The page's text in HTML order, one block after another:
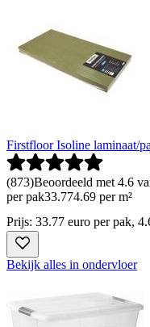
Firstfloor Isoline laminaat/
(873)Beoordeeld met 4.6
per pak33.774.69 per m²
Prijs: 33.77 euro per pak,
Bekijk alles in ondervloer